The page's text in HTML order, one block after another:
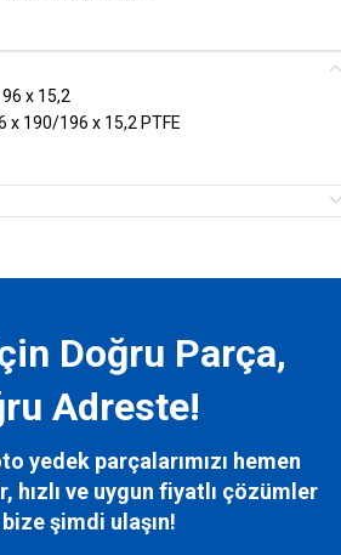
x 15,2
x 190/196 x 15,2 PTFE
Doğru Parça,
Adreste!
yedek parçalarımızı hemen
hızlı ve uygun fiyatlı çözümler
bizeşimdi ulaşın!